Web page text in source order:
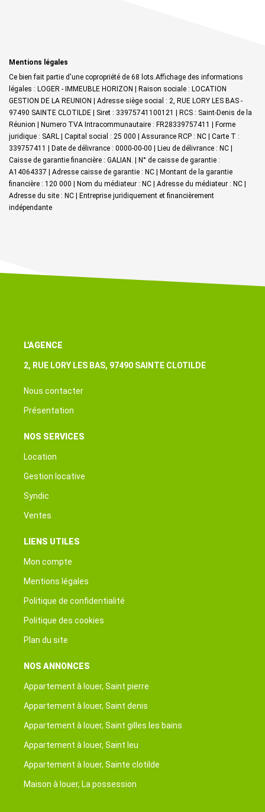
Mentions légales
Ce bien fait partie d'une copropriété de 68 lots.Affichage des informations
légales : LOGER - IMMEUBLE HORIZON | Raison sociale : LOCATION
GESTION DE LA REUNION | Adresse siège social : 2, RUE LORY LES BAS -
97490 SAINTE CLOTILDE | Siret : 33975741100121 | RCS : Saint-Denis de la
Réunion | Numero TVA Intracommunautaire : FR28339757411 | Forme
juridique : SARL | Capital social : 25 000 | Assurance RCP : NC | Carte T :
339757411 | Date de délivrance : 0000-00-00 | Lieu de délivrance : NC |
Caisse de garantie financière : GALIAN. | N° de caisse de garantie :
A14064337 | Adresse caisse de garantie : NC | Montant de la garantie
financière : 120 000 | Nom du médiateur : NC | Adresse du médiateur : NC |
Adresse du site : NC | Entreprise juridiquement et financièrement
indépendante
L'AGENCE
2, RUE LORY LES BAS, 97490 SAINTE CLOTILDE
Nous contacter
Présentation
NOS SERVICES
Location
Gestion locative
Syndic
Ventes
LIENS UTILES
Mon compte
Mentions légales
Politique de confidentialité
Politique des cookies
Plan du site
NOS ANNONCES
Appartement à louer, Saint pierre
Appartement à louer, Saint denis
Appartement à louer, Saint gilles les bains
Appartement à louer, Saint leu
Appartement à louer, Sainte clotilde
Maison à louer, La possession